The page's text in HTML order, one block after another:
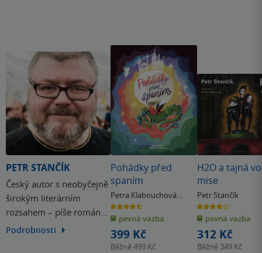
PETR STANČÍK
Český autor s neobyčejně
širokým literárním
rozsahem – píše romány,
poezii, eseje, dramatické
Podrobnosti
Pohádky před
spaním
Petra Klabouchová
& další
4.5
z
5
hvězdiček
pevná vazba
399 Kč
Běžně499 Kč
H2O a tajná
mise
Petr Stančík
3.9
z
5
hvězdiček
pevná vazba
312 Kč
Běžně 349 Kč